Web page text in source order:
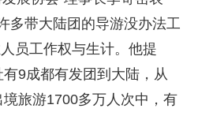
多带大陆团的导游没办法工
员工作权与生计。他提
9成都有发团到大陆，从
旅游1700多万人次中，有